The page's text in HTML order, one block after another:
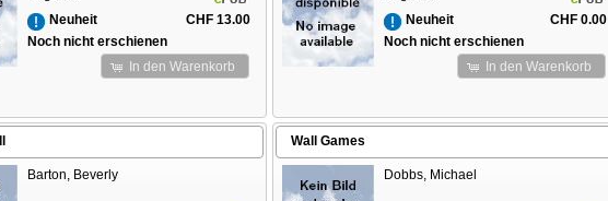
Neuheit
CHF 13.00
Noch nicht erschienen
In den Warenkorb
Neuheit
CHF 0.00
Noch nicht erschienen
In den Warenkorb
Barton, Beverly
Wall Games
Dobbs, Michael